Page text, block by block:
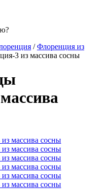
/ Флоренция из
3 из массива сосны